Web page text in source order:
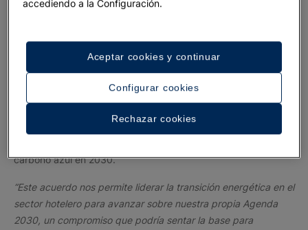
Plan de Sostenibilidad
2030, alineados con la Agenda de Naciones Unidas, basados
políticas de economía circular para ser libres de residuos y
100% responsable en nuestra cadena de suministro de
en 2025, yneutrales en emisiones de
carbono
ecosistemas que rodean nuestros hoteles, compensando un
carbono azul en 2030.
“Este acuerdo nos permite liderar la transición energética en el
sector hotelero para avanzar sobre nuestra propia Agenda
2030, un compromiso que podría sentar la base para
accediendo a la Configuración.
Configurar cookies
Rechazar cookies
Aceptar cookies y continuar